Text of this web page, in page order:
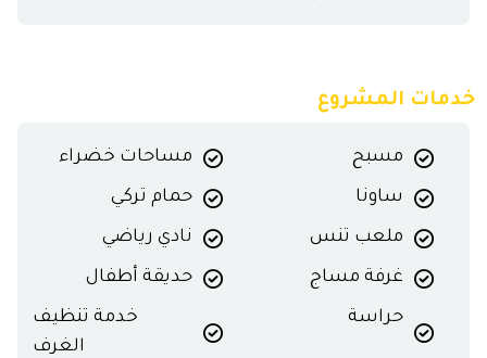
خدمات المشروع
مسبح مساحات خضراء
ساونا حمام تركي
ملعب تنس نادي رياضي
غرفة مساج حديقة أطفال
حراسة
خدمة تنظيف
الغرف